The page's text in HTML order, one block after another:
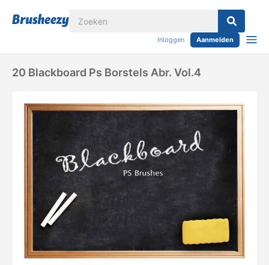
Inloggen Aanmelden
20 Blackboard Ps Borstels Abr. Vol.4